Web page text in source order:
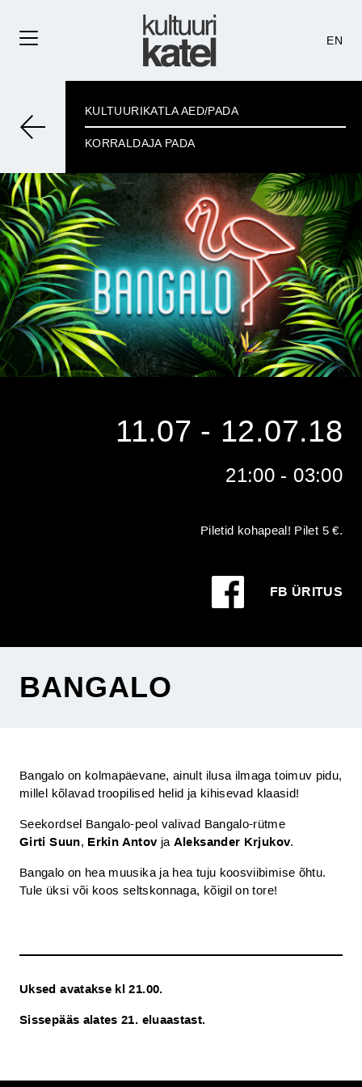
EN
KULTUURIKATLA AED/PADA
KORRALDAJA PADA
11.07 - 12.07.18
21:00 - 03:00
Piletid kohapeal! Pilet 5 €.
FB ÜRITUS
BANGALO
Bangalo on kolmapäevane, ainult ilusa ilmaga toimuv pidu,
millel kõlavad troopilised helid ja kihisevad klaasid!
Seekordsel Bangalo-peol valivad Bangalo-rütme
Girti Suun, Erkin Antov ja Aleksander Krjukov.
Bangalo on hea muusika ja hea tuju koosviibimise õhtu.
Tule üksi või koos seltskonnaga, kõigil on tore!
Uksed avatakse kl 21.00.
Sissepääs alates 21. eluaastast.